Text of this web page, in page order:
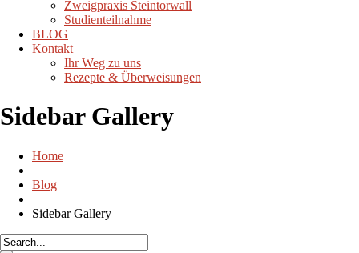
Zweigpraxis Steintorwall
Studienteilnahme
BLOG
Kontakt
Ihr Weg zu uns
Rezepte & Überweisungen
Sidebar Gallery
Home
Blog
Sidebar Gallery